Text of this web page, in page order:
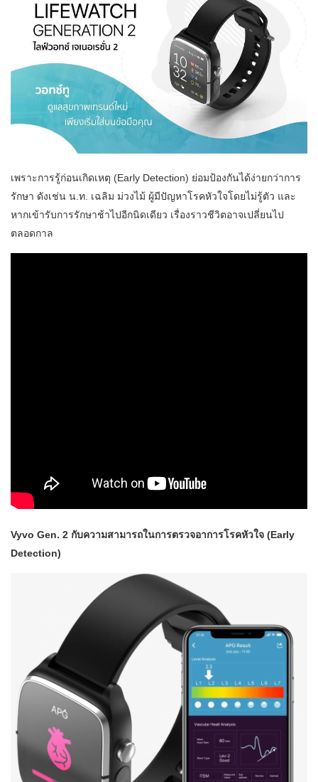
เพราะการรู้ก่อนเกิดเหตุ (Early Detection) ย่อมป้องกันได้ง่ายกว่าการ
รักษา ดังเช่น น.ท. เฉลิม ม่วงไม้ ผู้มีปัญหาโรคหัวใจโดยไม่รู้ตัว และ
หากเข้ารับการรักษาช้าไปอีกนิดเดียว เรื่องราวชีวิตอาจเปลี่ยนไป
ตลอดกาล
Vyvo Gen. 2 กับความสามารถในการตรวจอาการโรคหัวใจ (Early
Detection)